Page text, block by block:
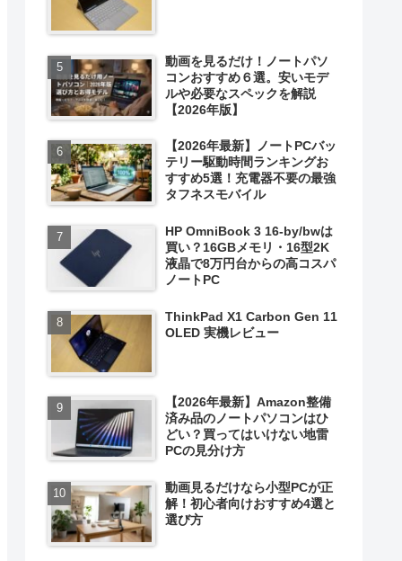
動画を見るだけ！ノートパソ
コンおすすめ６選。安いモデ
ルや必要なスペックを解説
【2026年版】
【2026年最新】ノートPCバッ
テリー駆動時間ランキングお
すすめ5選！充電器不要の最強
タフネスモバイル
HP OmniBook 3 16-by/bwは
買い？16GBメモリ・16型2K
液晶で8万円台からの高コスパ
ノートPC
ThinkPad X1 Carbon Gen 11
OLED 実機レビュー
【2026年最新】Amazon整備
済み品のノートパソコンはひ
どい？買ってはいけない地雷
PCの見分け方
動画見るだけなら小型PCが正
解！初心者向けおすすめ4選と
選び方